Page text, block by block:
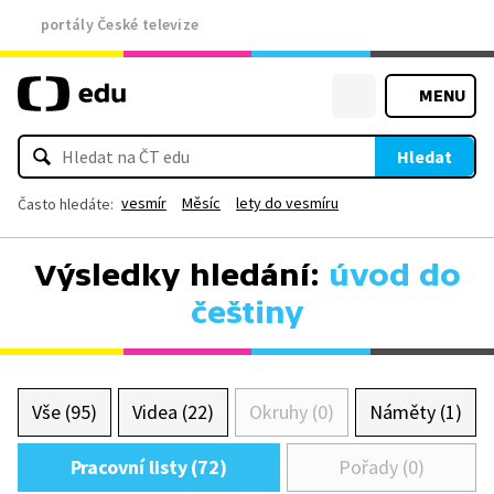
portály České televize
MENU
Hledat
Často hledáte: vesmír Měsíc lety do vesmíru
Výsledky hledání: úvod do
češtiny
Vše (95) Videa (22) Okruhy (0) Náměty (1)
Pracovní listy (72) Pořady (0)